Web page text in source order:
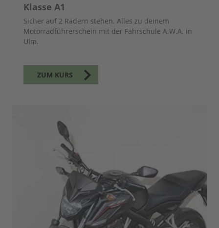
Klasse A1
Sicher auf 2 Rädern stehen. Alles zu deinem
Motorradführerschein mit der Fahrschule A.W.A. in
Ulm.
ZUM KURS